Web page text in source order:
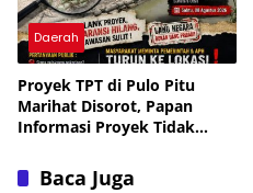
Daerah
Proyek TPT di Pulo Pitu
Marihat Disorot, Papan
Informasi Proyek Tidak
Baca Juga